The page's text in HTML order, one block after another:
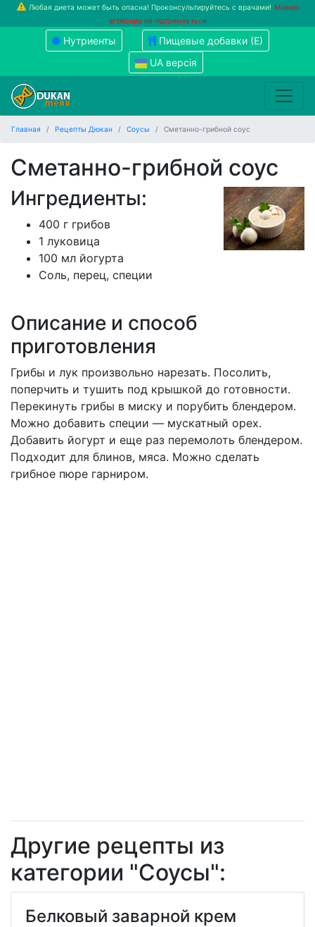
Любая диета может быть опасна! Проконсультируйтесь с врачами! Мовою
агресора не підтримується
Нутриенты
Пищевые добавки (Е)
UA версія
Главная Рецепты Дюкан Соусы Сметанно-грибной соус
Сметанно-грибной соус
Ингредиенты:
400 г грибов
1 луковица
100 мл йогурта
Соль, перец, специи
Описание и способ
приготовления
Грибы и лук произвольно нарезать. Посолить,
поперчить и тушить под крышкой до готовности.
Перекинуть грибы в миску и порубить блендером.
Можно добавить специи — мускатный орех.
Добавить йогурт и еще раз перемолоть блендером.
Подходит для блинов, мяса. Можно сделать
грибное пюре гарниром.
Другие рецепты из
категории "Соусы":
Белковый заварной крем